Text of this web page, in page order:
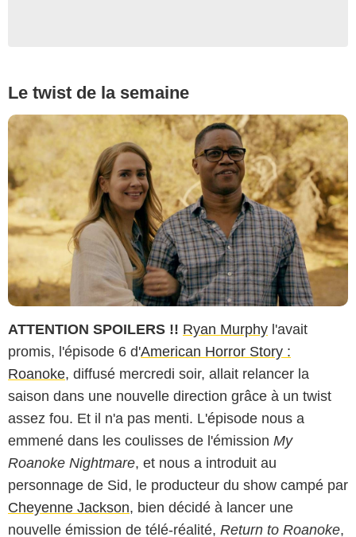
Le twist de la semaine
ATTENTION SPOILERS !! Ryan Murphy l'avait
promis, l'épisode 6 d'American Horror Story :
Roanoke, diffusé mercredi soir, allait relancer la
saison dans une nouvelle direction grâce à un twist
assez fou. Et il n'a pas menti. L'épisode nous a
emmené dans les coulisses de l'émission My
Roanoke Nightmare, et nous a introduit au
personnage de Sid, le producteur du show campé par
Cheyenne Jackson, bien décidé à lancer une
nouvelle émission de télé-réalité, Return to Roanoke,